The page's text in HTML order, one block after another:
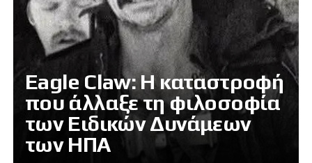
Eagle Claw: Η καταστροφή
που άλλαξε τη φιλοσοφία
των Ειδικών Δυνάμεων
των ΗΠΑ